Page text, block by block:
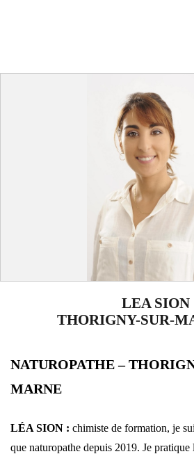
France
LEA SION
THORIGNY-SUR-
NATUROPATHE –
MARNE
LÉA SION : chimiste de formation, je
que naturopathe depuis 2019. Je pratique